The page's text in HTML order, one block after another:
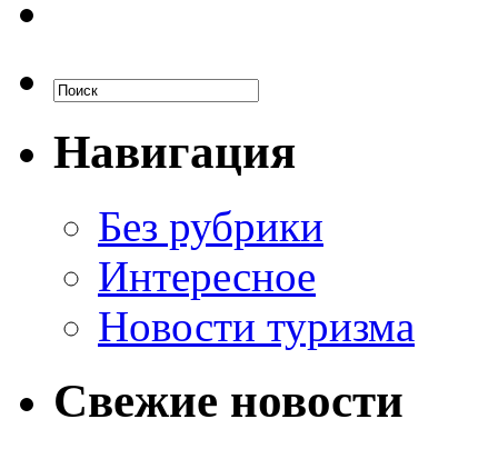
Навигация
Без рубрики
Интересное
Новости туризма
Свежие новости